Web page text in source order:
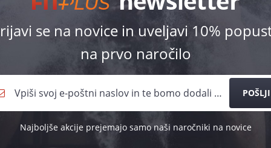
se na novice in uveljavi 10%
na prvo naročilo
POŠLJI
Najboljše akcije prejemajo samo naši naročniki na novice